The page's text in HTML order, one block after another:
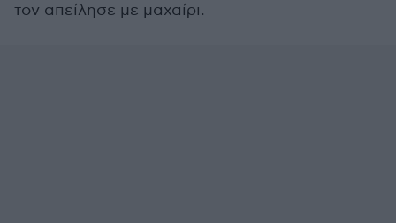
τον απείλησε με μαχαίρι.